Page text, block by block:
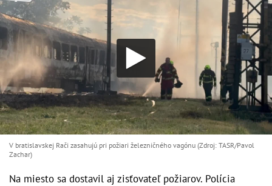
V bratislavskej Rači zasahujú pri požiari železničného vagónu (Zdroj: TASR/Pavol
Zachar)
Na miesto sa dostavil aj zisťovateľ požiarov. Polícia